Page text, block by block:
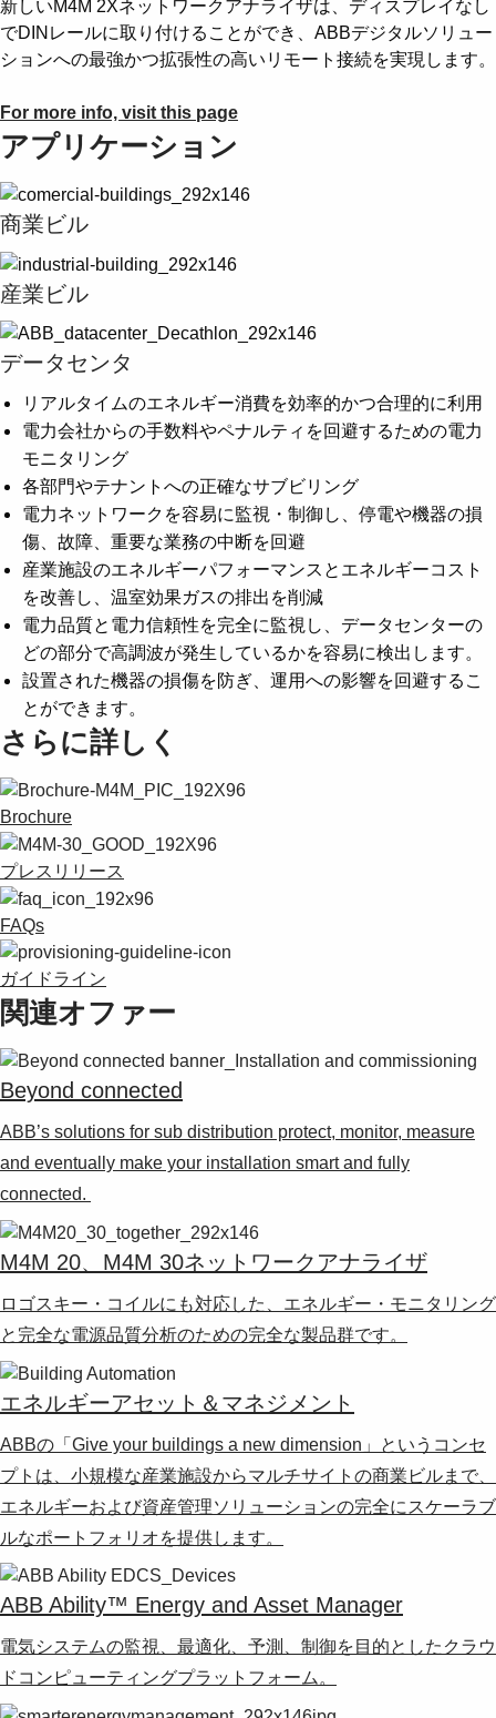
新しいM4M 2Xネットワークアナライザは、ディスプレイなし
でDINレールに取り付けることができ、ABBデジタルソリュー
ションへの最強かつ拡張性の高いリモート接続を実現します。
For more info, visit this page
アプリケーション
商業ビル
産業ビル
データセンタ
リアルタイムのエネルギー消費を効率的かつ合理的に利用
電力会社からの手数料やペナルティを回避するための電力
モニタリング
各部門やテナントへの正確なサブビリング
電力ネットワークを容易に監視・制御し、停電や機器の損
傷、故障、重要な業務の中断を回避
産業施設のエネルギーパフォーマンスとエネルギーコスト
を改善し、温室効果ガスの排出を削減
電力品質と電力信頼性を完全に監視し、データセンターの
どの部分で高調波が発生しているかを容易に検出します。
設置された機器の損傷を防ぎ、運用への影響を回避するこ
とができます。
さらに詳しく
Brochure
プレスリリース
FAQs
ガイドライン
関連オファー
Beyond connected
ABB’s solutions for sub distribution protect, monitor, measure
and eventually make your installation smart and fully
connected.
M4M 20、M4M 30ネットワークアナライザ
ロゴスキー・コイルにも対応した、エネルギー・モニタリング
と完全な電源品質分析のための完全な製品群です。
エネルギーアセット＆マネジメント
ABBの「Give your buildings a new dimension」というコンセ
プトは、小規模な産業施設からマルチサイトの商業ビルまで、
エネルギーおよび資産管理ソリューションの完全にスケーラブ
ルなポートフォリオを提供します。
ABB Ability™ Energy and Asset Manager
電気システムの監視、最適化、予測、制御を目的としたクラウ
ドコンピューティングプラットフォーム。